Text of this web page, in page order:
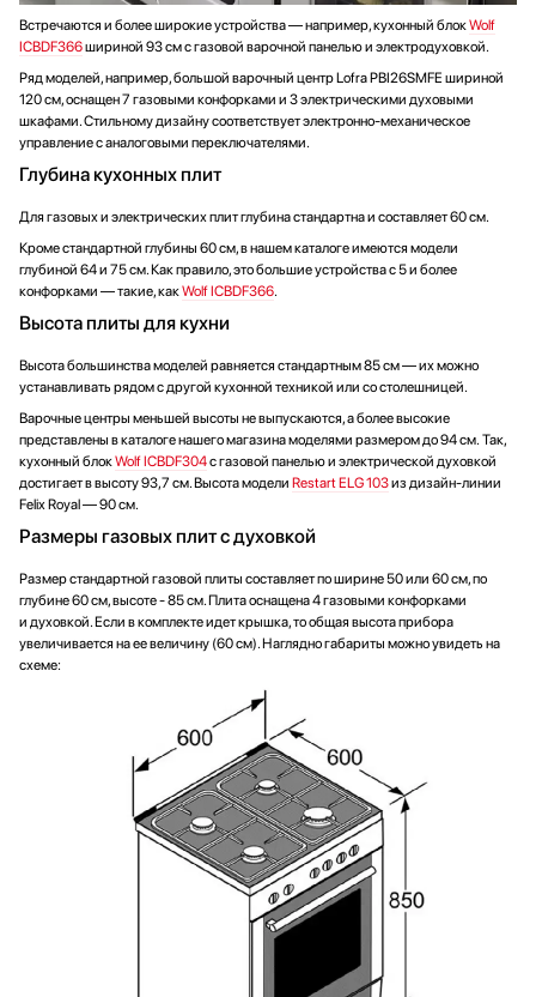
Встречаются и более широкие устройства — например, кухонный блокWolf
ICBDF366шириной 93 см с газовой варочной панелью и электродуховкой.
Ряд моделей, например, большой варочный центр Lofra PBI26SMFE шириной
120 см, оснащен 7 газовыми конфорками и 3 электрическими духовыми
шкафами. Стильному дизайну соответствует электронно-механическое
управление с аналоговыми переключателями.
Глубина кухонных плит
Для газовых и электрических плит глубина стандартна и составляет 60 см.
Кроме стандартной глубины 60 см, в нашем каталоге имеются модели
глубиной 64 и 75 см. Как правило, это большие устройства с 5 и более
конфорками — такие, какWolf ICBDF366.
Высота плиты для кухни
Высота большинства моделей равняется стандартным 85 см — их можно
устанавливать рядом с другой кухонной техникой или со столешницей.
Варочные центры меньшей высоты не выпускаются, а более высокие
представлены в каталоге нашего магазина моделями размером до 94 см. Так,
кухонный блокWolf ICBDF304с газовой панелью и электрической духовкой
достигает в высоту 93,7 см. Высота модели Restart ELG 103из дизайн-линии
Felix Royal — 90 см.
Размеры газовых плит с духовкой
Размер стандартной газовой плиты составляет по ширине 50 или 60 см, по
глубине 60 см, высоте - 85 см. Плита оснащена 4 газовыми конфорками
и духовкой. Если в комплекте идет крышка, то общая высота прибора
увеличивается на ее величину (60 см). Наглядно габариты можно увидеть на
схеме: